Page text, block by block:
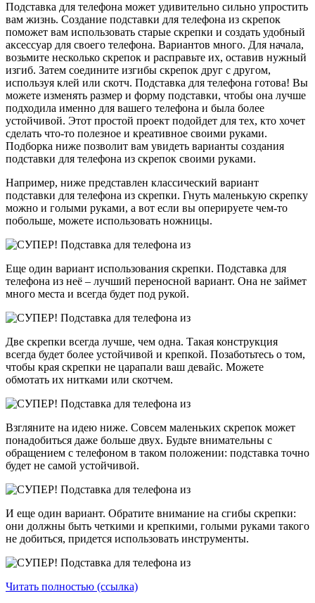
Подставка для телефона может удивительно сильно упростить
вам жизнь. Создание подставки для телефона из скрепок
поможет вам использовать старые скрепки и создать удобный
аксессуар для своего телефона. Вариантов много. Для начала,
возьмите несколько скрепок и расправьте их, оставив нужный
изгиб. Затем соедините изгибы скрепок друг с другом,
используя клей или скотч. Подставка для телефона готова! Вы
можете изменять размер и форму подставки, чтобы она лучше
подходила именно для вашего телефона и была более
устойчивой. Этот простой проект подойдет для тех, кто хочет
сделать что-то полезное и креативное своими руками.
Подборка ниже позволит вам увидеть варианты создания
подставки для телефона из скрепок своими руками.
Например, ниже представлен классический вариант
подставки для телефона из скрепки. Гнуть маленькую скрепку
можно и голыми руками, а вот если вы оперируете чем-то
побольше, можете использовать ножницы.
Еще один вариант использования скрепки. Подставка для
телефона из неё – лучший переносной вариант. Она не займет
много места и всегда будет под рукой.
Две скрепки всегда лучше, чем одна. Такая конструкция
всегда будет более устойчивой и крепкой. Позаботьтесь о том,
чтобы края скрепки не царапали ваш девайс. Можете
обмотать их нитками или скотчем.
Взгляните на идею ниже. Совсем маленьких скрепок может
понадобиться даже больше двух. Будьте внимательны с
обращением с телефоном в таком положении: подставка точно
будет не самой устойчивой.
И еще один вариант. Обратите внимание на сгибы скрепки:
они должны быть четкими и крепкими, голыми руками такого
не добиться, придется использовать инструменты.
Читать полностью (ссылка)